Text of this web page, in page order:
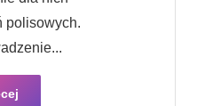
polisowych.